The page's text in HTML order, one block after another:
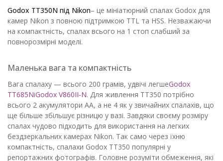
Godox TT350N під Nikon– це мініатюрний спалах Godox для
камер Nikon з повною підтримкою TTL та HSS. Незважаючи
на компактність, спалах всього на 1 стоп слабший за
повнорозмірні моделі.
Маленька вага та компактність
Вага спалаху — всього 200 грамів, удвічі легшеGodox
TT685NіGodox V860II-N. Для живлення TT350 потрібно
всього 2 акумулятори AA, а не 4 як у звичайних спалахів, що
ще більше збільшує різницю у вазі. Завдяки своєму розміру
спалах чудово підходить для використання на легких
бездзеркальних камерах Nikon. Так само через їхню
компактність, спалахи Godox TT350 популярні у
репортажних фотографів. Головне розуміти обмеження, які